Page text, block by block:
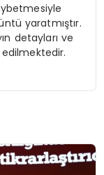
yaratmıştır.
detayları ve
edilmektedir.